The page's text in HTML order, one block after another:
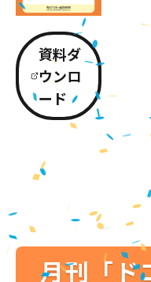
資料ダ
ウンロ
ード
月刊「ド